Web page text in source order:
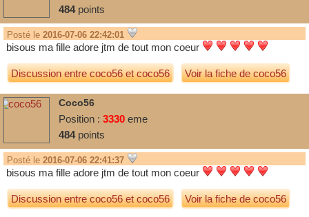
484points
Posté le 2016-07-06 22:42:01
bisous ma fille adore jtm de tout mon coeur
Discussion entrecoco56etcoco56 Voir la fiche de coco56
Coco56
Position : 3330 eme
484points
Posté le 2016-07-06 22:41:37
bisous ma fille adore jtm de tout mon coeur
Discussion entrecoco56etcoco56 Voir la fiche de coco56